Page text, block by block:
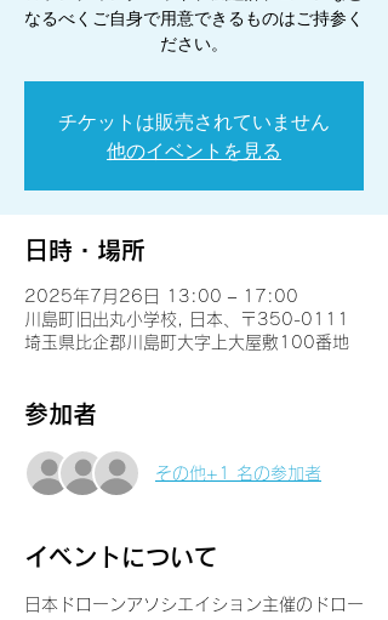
なるべくご自身で用意できるものはご持参く
ださい。
チケットは販売されていません
他のイベントを見る
日時・場所
2025年7月26日 13:00 – 17:00
川島町旧出丸小学校, 日本、〒350-0111
埼玉県比企郡川島町大字上大屋敷100番地
参加者
その他+1 名の参加者
イベントについて
日本ドローンアソシエイション主催のドロー